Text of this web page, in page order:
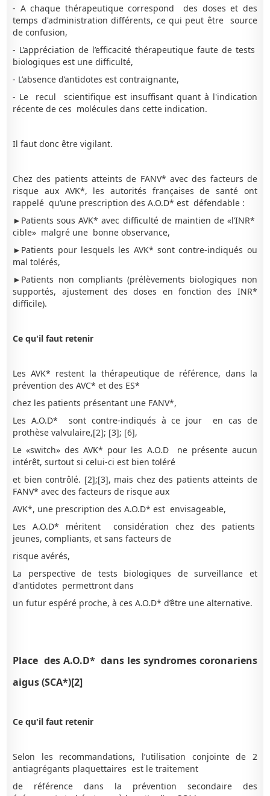
- A chaque thérapeutique correspond des doses et des
temps d'administration différents, ce qui peut être source
de confusion,
- L’appréciation de l’efficacité thérapeutique faute de tests
biologiques est une difficulté,
- L’absence d’antidotes est contraignante,
- Le recul scientifique est insuffisant quant à l'indication
récente de ces molécules dans cette indication.
Il faut donc être vigilant.
Chez des patients atteints de FANV* avec des facteurs de
risque aux AVK*, les autorités françaises de santé ont
rappelé qu’une prescription des A.O.D* est défendable :
►Patients sous AVK* avec difficulté de maintien de «l’INR*
cible» malgré une bonne observance,
►Patients pour lesquels les AVK* sont contre-indiqués ou
mal tolérés,
►Patients non compliants (prélèvements biologiques non
supportés, ajustement des doses en fonction des INR*
difficile).
Ce qu'il faut retenir
Les AVK* restent la thérapeutique de référence, dans la
prévention des AVC* et des ES*
chez les patients présentant une FANV*,
Les A.O.D* sont contre-indiqués à ce jour en cas de
prothèse valvulaire,[2]; [3]; [6],
Le «switch» des AVK* pour les A.O.D ne présente aucun
intérêt, surtout si celui-ci est bien toléré
et bien contrôlé. [2];[3], mais chez des patients atteints de
FANV* avec des facteurs de risque aux
AVK*, une prescription des A.O.D* est envisageable,
Les A.O.D* méritent considération chez des patients
jeunes, compliants, et sans facteurs de
risque avérés,
La perspective de tests biologiques de surveillance et
d'antidotes permettront dans
un futur espéré proche, à ces A.O.D* d’être une alternative.
Place des A.O.D* dans les syndromes coronariens
aigus (SCA*)[2]
Ce qu'il faut retenir
Selon les recommandations, l’utilisation conjointe de 2
antiagrégants plaquettaires est le traitement
de référence dans la prévention secondaire des